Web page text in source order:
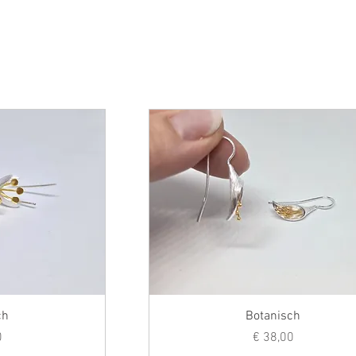
Botanisch
Prijs
€ 38,00